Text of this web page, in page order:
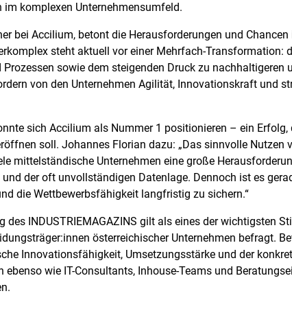
komplexen Unternehmensumfeld.
bei Accilium, betont die Herausforderungen und
steht aktuell vor einer Mehrfach-Transformation:
sowie dem steigenden Druck zu nachhaltigeren
von den Unternehmen Agilität, Innovationskraft und
sich Accilium als Nummer 1 positionieren – ein
soll. Johannes Florian dazu: „Das sinnvolle
mittelständische Unternehmen eine große
der oft unvollständigen Datenlage. Dennoch ist es
die Wettbewerbsfähigkeit langfristig zu sichern.“
des INDUSTRIEMAGAZINS gilt als eines der wichtigsten
österreichischer Unternehmen befragt.
Innovationsfähigkeit, Umsetzungsstärke und der
wie IT-Consultants, Inhouse-Teams und